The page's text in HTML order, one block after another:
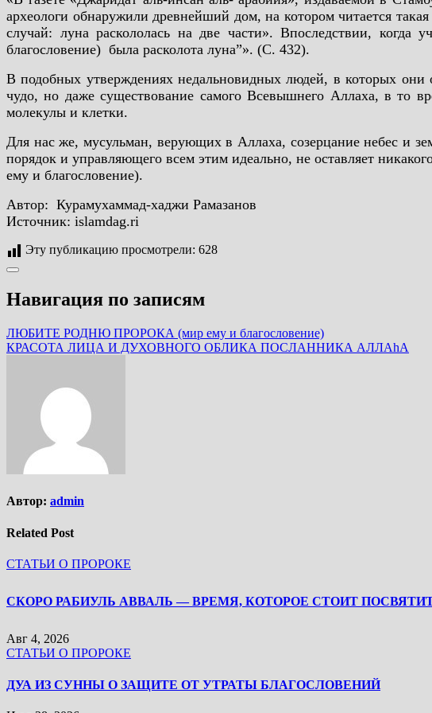
археологи обнаружили древнейший дом, на котором читается
случай: луна раскололась на две части». Впоследствии,
благословение) была расколота луна”». (С. 432).
В подобных утверждениях недальновидных людей, в которых они
чудо, но даже существование самого Всевышнего Аллаха, в то
молекулы и клетки.
Для нас же, мусульман, верующих в Аллаха, созерцание небес и
порядок и управляющего всем этим идеально, не оставляет
ему и благословение).
Автор: Курамухаммад-хаджи Рамазанов
Источник: islamdag.ri
Эту публикацию просмотрели: 628
Навигация по записям
ЛЮБИТЕ РОДНЮ ПРОРОКА (мир ему и благословение)
КРАСОТА ЛИЦА И ДУХОВНОГО ОБЛИКА ПОСЛАННИКА АЛЛАhА
Автор: admin
Related Post
СТАТЬИ О ПРОРОКЕ
Авг 4, 2026
СТАТЬИ О ПРОРОКЕ
ДУА ИЗ СУННЫ О ЗАЩИТЕ ОТ УТРАТЫ БЛАГОСЛОВЕНИЙ